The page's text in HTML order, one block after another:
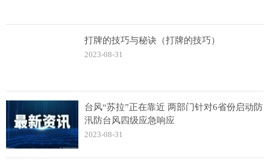
打牌的技巧与秘诀（打牌的技巧）
2023-08-31
台风“苏拉”正在靠近 两部门针对6省份启动防
汛防台风四级应急响应
2023-08-31